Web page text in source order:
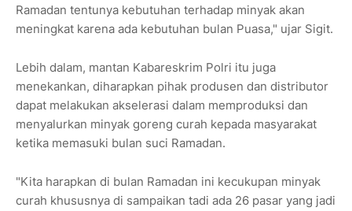
Ramadan tentunya kebutuhan terhadap minyak akan
meningkat karena ada kebutuhan bulan Puasa," ujar Sigit.
Lebih dalam, mantan Kabareskrim Polri itu juga
menekankan, diharapkan pihak produsen dan distributor
dapat melakukan akselerasi dalam memproduksi dan
menyalurkan minyak goreng curah kepada masyarakat
ketika memasuki bulan suci Ramadan.
"Kita harapkan di bulan Ramadan ini kecukupan minyak
curah khususnya di sampaikan tadi ada 26 pasar yang jadi